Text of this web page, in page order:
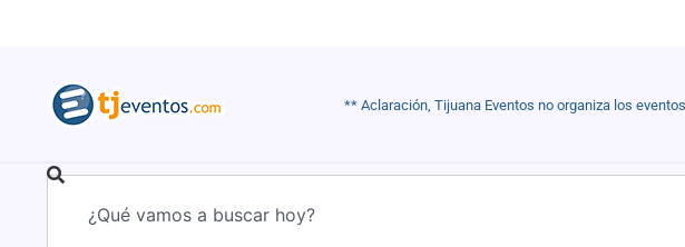
** Aclaración, Tijuana Eventos no organiza los